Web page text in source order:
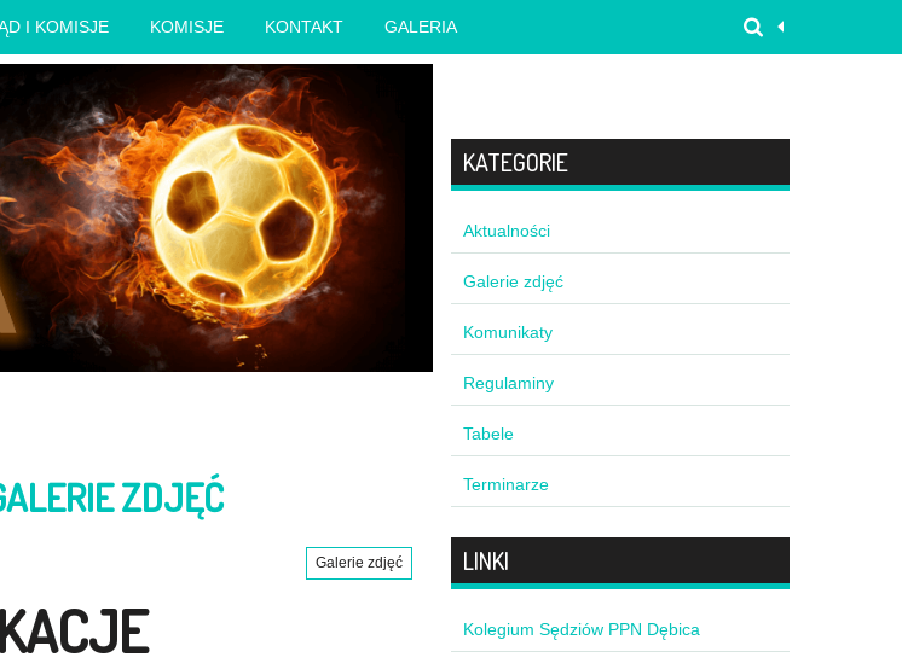
I KOMISJE KOMISJE KONTAKT GALERIA
ZDJĘĆ
Galerie zdjęć
KATEGORIE
Aktualności
Galerie zdjęć
Komunikaty
Regulaminy
Tabele
Terminarze
LINKI
Kolegium Sędziów PPN Dębica